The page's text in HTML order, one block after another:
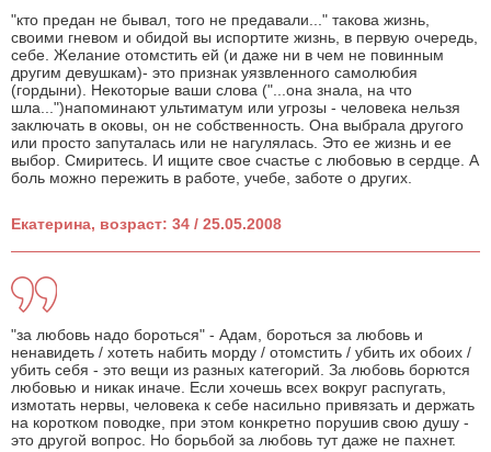
"кто предан не бывал, того не предавали..." такова жизнь,
своими гневом и обидой вы испортите жизнь, в первую очередь,
себе. Желание отомстить ей (и даже ни в чем не повинным
другим девушкам)- это признак уязвленного самолюбия
(гордыни). Некоторые ваши слова ("...она знала, на что
шла...")напоминают ультиматум или угрозы - человека нельзя
заключать в оковы, он не собственность. Она выбрала другого
или просто запуталась или не нагулялась. Это ее жизнь и ее
выбор. Смиритесь. И ищите свое счастье с любовью в сердце. А
боль можно пережить в работе, учебе, заботе о других.
Екатерина, возраст: 34 / 25.05.2008
"за любовь надо бороться" - Адам, бороться за любовь и
ненавидеть / хотеть набить морду / отомстить / убить их обоих /
убить себя - это вещи из разных категорий. За любовь борются
любовью и никак иначе. Если хочешь всех вокруг распугать,
измотать нервы, человека к себе насильно привязать и держать
на коротком поводке, при этом конкретно порушив свою душу -
это другой вопрос. Но борьбой за любовь тут даже не пахнет.